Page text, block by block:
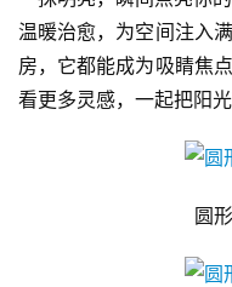
温暖治愈，为空间注入
房，它都能成为吸睛焦
看更多灵感，一起把阳
圆